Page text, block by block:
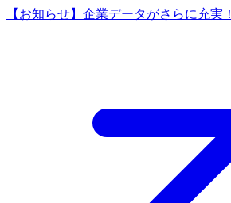
【お知らせ】企業データがさらに充実！